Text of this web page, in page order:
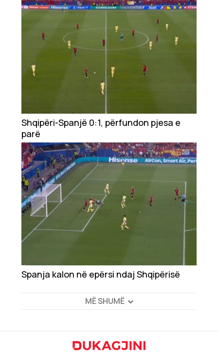
Shqipëri-Spanjë 0:1, përfundon pjesa e
parë
Spanja kalon në epërsi ndaj Shqipërisë
MË SHUMË